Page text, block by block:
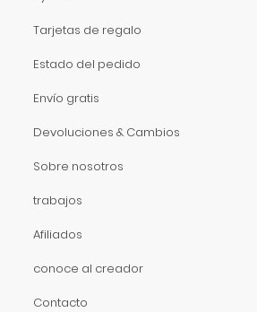
Tarjetas de regalo
Estado del pedido
Envío gratis
Devoluciones & Cambios
Sobre nosotros
trabajos
Afiliados
conoce al creador
Contacto